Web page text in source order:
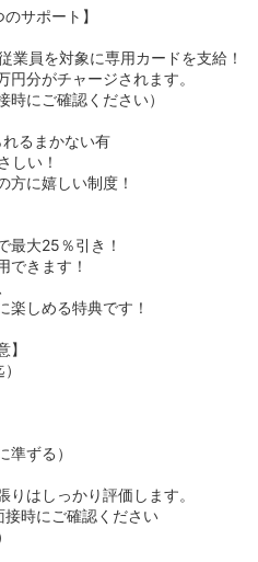
サポート】
員を対象に専用カードを支給！
分がチャージされます。
にご確認ください）
るまかない有
しい！
に嬉しい制度！
最大25％引き！
きます！
しめる特典です！
準ずる）
りはしっかり評価します。
時にご確認ください